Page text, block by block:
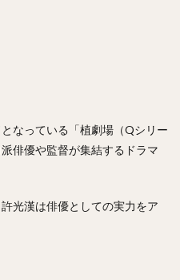
なっている「植劇場（Qシリー
俳優や監督が集結するドラマ
光漢は俳優としての実力をア